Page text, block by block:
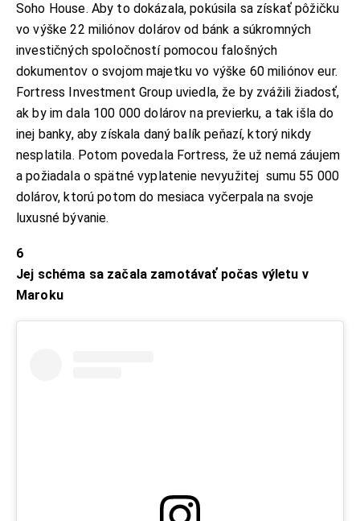
Soho House. Aby to dokázala, pokúsila sa získať pôžičku
vo výške 22 miliónov dolárov od bánk a súkromných
investičných spoločností pomocou falošných
dokumentov o svojom majetku vo výške 60 miliónov eur.
Fortress Investment Group uviedla, že by zvážili žiadosť,
ak by im dala 100 000 dolárov na previerku, a tak išla do
inej banky, aby získala daný balík peňazí, ktorý nikdy
nesplatila. Potom povedala Fortress, že už nemá záujem
a požiadala o spätné vyplatenie nevyužitej sumu 55 000
dolárov, ktorú potom do mesiaca vyčerpala na svoje
luxusné bývanie.
6
Jej schéma sa začala zamotávať počas výletu v
Maroku